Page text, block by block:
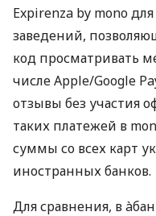
Expirenza by mono
заведений,
код просматривать
числе Apple/Google
отзывы без участия
таких платежей в
суммы со всех карт
иностранных банков.
Для сравнения, в